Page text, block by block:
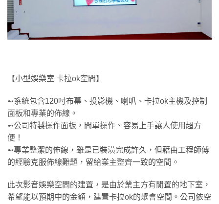
【小型娛樂室 卡拉ok空間】
➻系統包含120吋布幕、投影機、喇叭、卡拉ok主機及控制
面板和專業的佈線。
➻公司特製操作面板，間單操作、容易上手讓人使用超方
便！
➻專業整潔的佈線，雖是已裝潢完成許久，但藉由工程師傅
的經驗克服佈線難題，留給業主整齊一致的空間。
此次影音娛樂空間的建置，是由於業主方有閒置的地下室，
希望能以預期中的金額，建置卡拉ok的聚會空間。公司依空